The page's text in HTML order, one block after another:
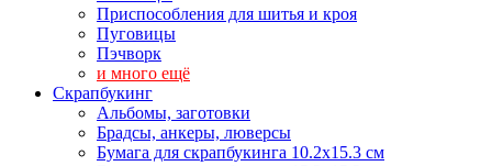
Приспособления для шитья и кроя
Пуговицы
Пэчворк
и много ещё
Скрапбукинг
Альбомы, заготовки
Брадсы, анкеры, люверсы
Бумага для скрапбукинга 10.2х15.3 см